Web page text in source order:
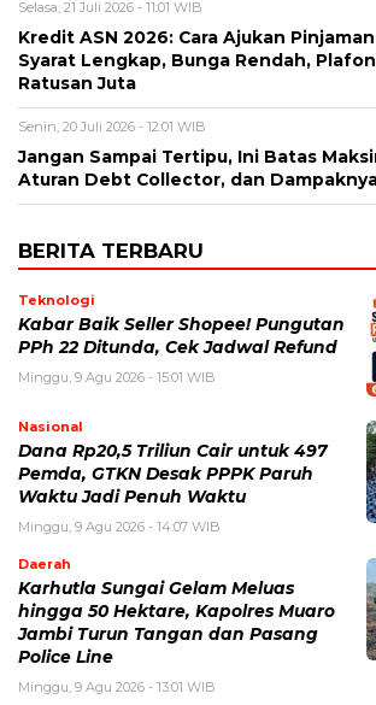
Selasa, 21 Juli 2026 - 11:01 WIB
Kredit ASN 2026: Cara Ajukan
Syarat Lengkap, Bunga Rendah,
Ratusan Juta
Senin, 20 Juli 2026 - 12:01 WIB
Jangan Sampai Tertipu, Ini Batas
Aturan Debt Collector, dan Dampaknya
BERITA TERBARU
Teknologi
Kabar Baik Seller Shopee! Pungutan
PPh 22 Ditunda, Cek Jadwal Refund
Minggu, 9 Agu 2026 - 15:01 WIB
Nasional
Dana Rp20,5 Triliun Cair untuk 497
Pemda, GTKN Desak PPPK Paruh
Waktu Jadi Penuh Waktu
Minggu, 9 Agu 2026 - 14:07 WIB
Daerah
Karhutla Sungai Gelam Meluas
hingga 50 Hektare, Kapolres Muaro
Jambi Turun Tangan dan Pasang
Police Line
Minggu, 9 Agu 2026 - 13:01 WIB